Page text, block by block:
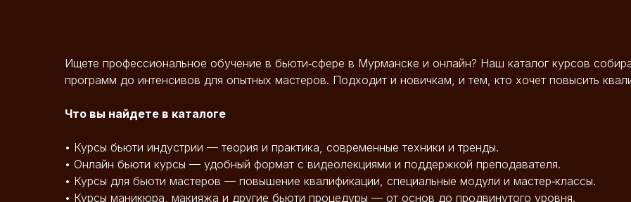
Ищете профессиональное обучение в бьюти‑сфере в Мурманске и онлайн? Наш каталог курсов
программ до интенсивов для опытных мастеров. Подходит и новичкам, и тем, кто хочет повысить
Что вы найдете в каталоге
• Курсы бьюти индустрии — теория и практика, современные техники и тренды.
• Онлайн бьюти курсы — удобный формат с видеолекциями и поддержкой преподавателя.
• Курсы для бьюти мастеров — повышение квалификации, специальные модули и мастер‑классы.
• Курсы маникюра, макияжа и другие бьюти процедуры — от основ до продвинутого уровня.